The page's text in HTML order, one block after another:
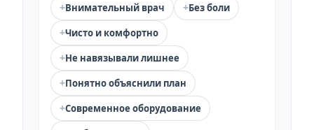
+Внимательный врач +Без боли
+Чисто и комфортно
+Не навязывали лишнее
+Понятно объяснили план
+Современное оборудование